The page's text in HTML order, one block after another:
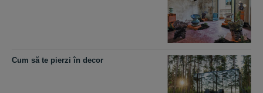
Cum să te pierzi în decor